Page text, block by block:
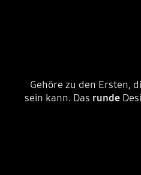
Gehöre zu den Ersten,
sein kann. Das runde